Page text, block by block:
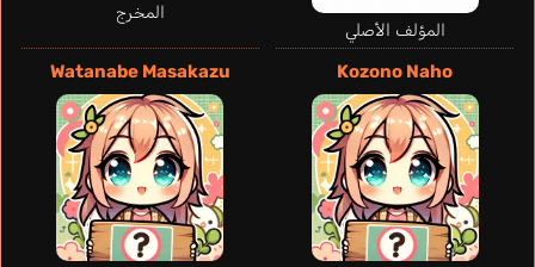
المؤلف الأصلي
المخرج
Kozono Naho
Watanabe Masakazu